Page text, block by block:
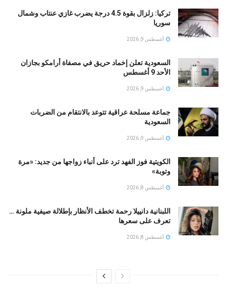
تركيا: زلزال بقوة 4.5 درجة يضرب غازي عنتاب وشمال
سوريا
أغسطس 9, 2026
السعودية تعلن إخماد حريق في مصفاة أرامكو بجازان
الأحد 9 أغسطس
أغسطس 9, 2026
جماعة مسلحة عراقية تتوعد بالانتقام من الضربات
السعودية
أغسطس 9, 2026
الكويتية فوز الفهد ترد على أنباء زواجها من جديد: «مرة
وتوبة» ‏
أغسطس 8, 2026
اللبنانية دانييلا رحمة تخطف الأنظار بإطلالة صيفية ملونة …
تعرف على سعرها
أغسطس 8, 2026